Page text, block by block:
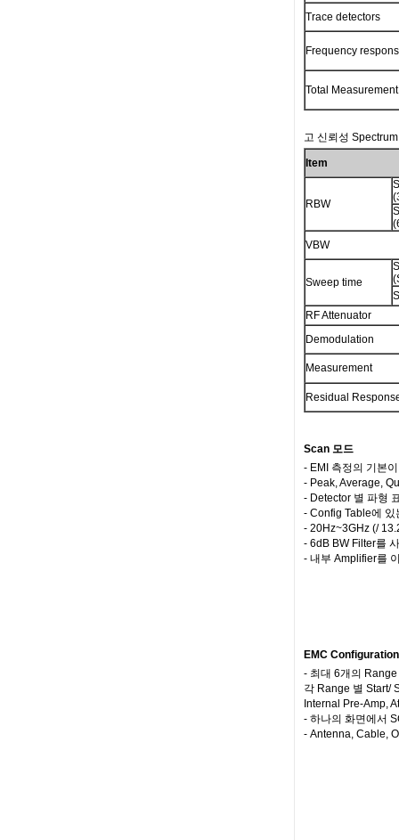
Trace detectors
Frequency
Total
고 신뢰성
Item
RBW
VBW
Sweep time
RF Attenuator
Demodulation
Measurement
Residual
Scan 모드
- EMI 측정의 기본
- Peak, Average,
- Detector 별 파형
- Config Table에 있
- 20Hz~3GHz (/
- 6dB BW Filter를
- 내부 Amplifier를
EMC
- 최대 6개의
각 Range 별 Start/
Internal Pre-Amp,
- 하나의 화면에서
- Antenna, Cable,